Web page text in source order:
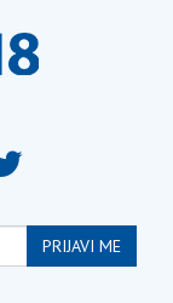
PRIJAVI ME